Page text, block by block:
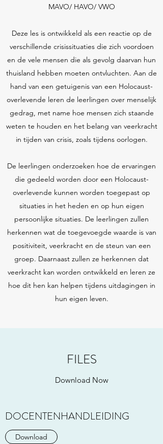
MAVO/ HAVO/ VWO
Deze les is ontwikkeld als een reactie op de
verschillende crisissituaties die zich voordoen
en de vele mensen die als gevolg daarvan hun
thuisland hebben moeten ontvluchten. Aan de
hand van een getuigenis van een Holocaust-
overlevende leren de leerlingen over menselijk
gedrag, met name hoe mensen zich staande
weten te houden en het belang van veerkracht
in tijden van crisis, zoals tijdens oorlogen.
De leerlingen onderzoeken hoe de ervaringen
die gedeeld worden door een Holocaust-
overlevende kunnen worden toegepast op
situaties in het heden en op hun eigen
persoonlijke situaties. De leerlingen zullen
herkennen wat de toegevoegde waarde is van
positiviteit, veerkracht en de steun van een
groep. Daarnaast zullen ze herkennen dat
veerkracht kan worden ontwikkeld en leren ze
hoe dit hen kan helpen tijdens uitdagingen in
hun eigen leven.
FILES
Download Now
DOCENTENHANDLEIDING
Download